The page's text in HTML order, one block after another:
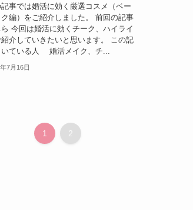
事では婚活に効く厳選コスメ（ベー
ク編）をご紹介しました。 前回の記事
今回は婚活に効くチーク、ハイライ
紹介していきたいと思います。 この記
いている人 婚活メイク、チ...
7月16日
1 2